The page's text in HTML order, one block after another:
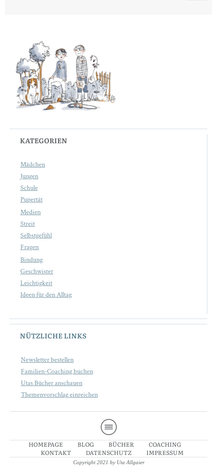
KATEGORIEN
Mädchen
Jungen
Schule
Pupertät
Medien
Streit
Selbstgefühl
Fragen
Bindung
Geschwister
Leichtigkeit
Ideen für den Alltag
NÜTZLICHE LINKS
Newsletter bestellen
Familien-Coaching buchen
Utas Bücher anschauen
Themenvorschlag einreichen
HOMEPAGE BLOG BÜCHER
COACHING
KONTAKT
DATENSCHUTZ IMPRESSUM
Copyright 2021 by Uta Allgaier